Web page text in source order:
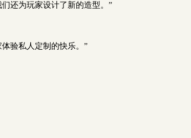
还为玩家设计了新的造型。”
验私人定制的快乐。”